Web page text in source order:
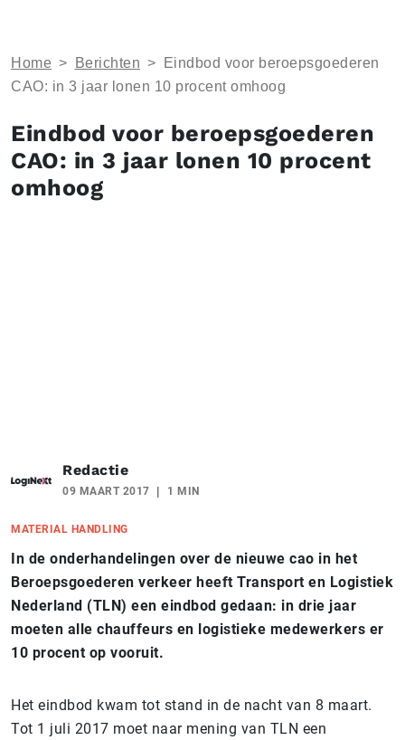
Home > Berichten >
Eindbod voor beroepsgoederen
CAO: in 3 jaar lonen 10 procent omhoog
Eindbod voor beroepsgoederen
CAO: in 3 jaar lonen 10 procent
omhoog
Redactie
09 MAART 2017 1 MIN
MATERIAL HANDLING
In de onderhandelingen over de nieuwe cao in het
Beroepsgoederen verkeer heeft Transport en Logistiek
Nederland (TLN) een eindbod gedaan: in drie jaar
moeten alle chauffeurs en logistieke medewerkers er
10 procent op vooruit.
Het eindbod kwam tot stand in de nacht van 8 maart.
Tot 1 juli 2017 moet naar mening van TLN een